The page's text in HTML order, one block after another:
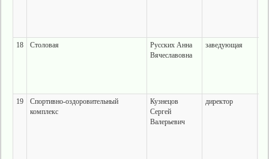
18 Столовая
Русских Анна
Вячеславовна
заведующая
19
Спортивно-оздоровительный
комплекс
Кузнецов
Сергей
Валерьевич
директор